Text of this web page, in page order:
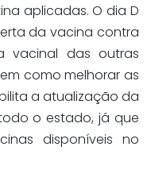
aplicadas. O dia D
da vacina contra
vacinal das outras
como melhorar as
a atualização da
o estado, já que
disponíveis no